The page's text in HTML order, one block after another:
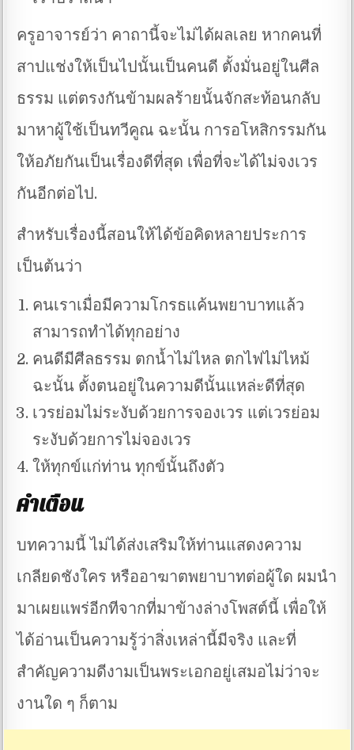
ครูอาจารย์ว่า คาถานี้จะไม่ได้ผลเลย หากคนที่
สาปแช่งให้เป็นไปนั้นเป็นคนดี ตั้งมั่นอยู่ในศีล
ธรรม แต่ตรงกันข้ามผลร้ายนั้นจักสะท้อนกลับ
มาหาผู้ใช้เป็นทวีคูณ ฉะนั้น การอโหสิกรรมกัน
ให้อภัยกันเป็นเรื่องดีที่สุด เพื่อที่จะได้ไม่จงเวร
กันอีกต่อไป.
สำหรับเรื่องนี้สอนให้ได้ข้อคิดหลายประการ
เป็นต้นว่า
คนเราเมื่อมีความโกรธแค้นพยาบาทแล้ว
สามารถทำได้ทุกอย่าง
คนดีมีศีลธรรม ตกน้ำไม่ไหล ตกไฟไม่ไหม้
ฉะนั้น ตั้งตนอยู่ในความดีนั้นแหล่ะดีที่สุด
เวรย่อมไม่ระงับด้วยการจองเวร แต่เวรย่อม
ระงับด้วยการไม่จองเวร
ให้ทุกข์แก่ท่าน ทุกข์นั้นถึงตัว
คำเตือน
บทความนี้ ไม่ได้ส่งเสริมให้ท่านแสดงความ
เกลียดชังใคร หรืออาฆาตพยาบาทต่อผู้ใด ผมนำ
มาเผยแพร่อีกทีจากที่มาข้างล่างโพสต์นี้ เพื่อให้
ได้อ่านเป็นความรู้ว่าสิ่งเหล่านี้มีจริง และที่
สำคัญความดีงามเป็นพระเอกอยู่เสมอไม่ว่าจะ
งานใด ๆ ก็ตาม